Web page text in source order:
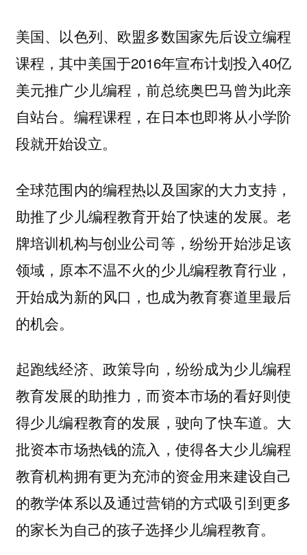
美国、以色列、欧盟多数国家先后设立编程
课程，其中美国于2016年宣布计划投入40亿
美元推广少儿编程，前总统奥巴马曾为此亲
自站台。编程课程，在日本也即将从小学阶
段就开始设立。
全球范围内的编程热以及国家的大力支持，
助推了少儿编程教育开始了快速的发展。老
牌培训机构与创业公司等，纷纷开始涉足该
领域，原本不温不火的少儿编程教育行业，
开始成为新的风口，也成为教育赛道里最后
的机会。
起跑线经济、政策导向，纷纷成为少儿编程
教育发展的助推力，而资本市场的看好则使
得少儿编程教育的发展，驶向了快车道。大
批资本市场热钱的流入，使得各大少儿编程
教育机构拥有更为充沛的资金用来建设自己
的教学体系以及通过营销的方式吸引到更多
的家长为自己的孩子选择少儿编程教育。